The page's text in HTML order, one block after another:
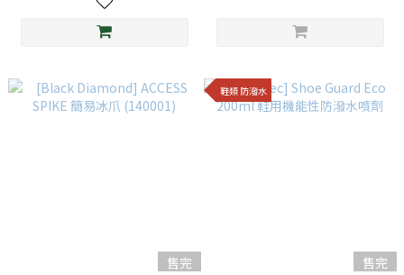
售完
鞋類 防潑水
售完